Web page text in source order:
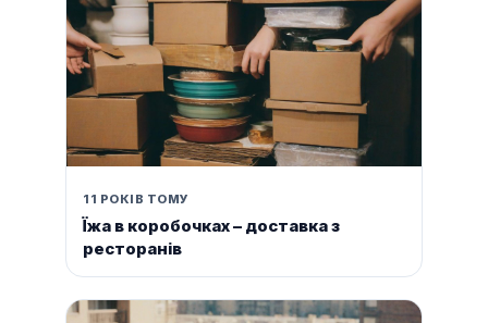
11 РОКІВ ТОМУ
Їжа в коробочках – доставка з
ресторанів